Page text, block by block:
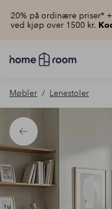
20% på ordinære priser*
ved kjøp over 1500 kr.
Homeroom
–
hjemmet
til
lav
pris
Møbler Lenestoler
Tilbake